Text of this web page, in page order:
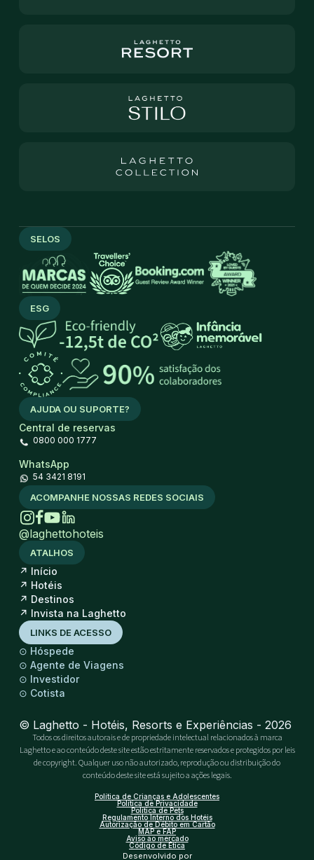
AJUDA OU SUPORTE?
Central de reservas
0800 000 1777
WhatsApp
54 3421 8191
SELOS
ESG
ACOMPANHE NOSSAS REDES SOCIAIS
@laghettohoteis
ATALHOS
↗ Início
↗ Hotéis
↗ Destinos
↗ Invista na Laghetto
LINKS DE ACESSO
⊙ Hóspede
⊙ Agente de Viagens
⊙ Investidor
⊙ Cotista
© Laghetto - Hotéis, Resorts e Experiências - 2026
Todos os direitos autorais e de propriedade intelectual relacionados à marca
Laghetto e ao conteúdo deste site estão estritamente reservados e protegidos por leis
de copyright. Qualquer uso não autorizado, reprodução ou distribuição do
conteúdo deste site está sujeito a ações legais.
Política de Crianças e Adolescentes
Política de Privacidade
Política de Pets
Regulamento Interno dos Hotéis
Autorização de Débito em Cartão
MAP e FAP
Aviso ao mercado
Código de Ética
Desenvolvido por